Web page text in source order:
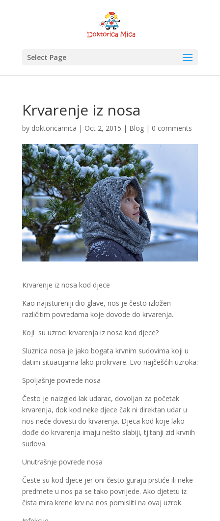
Select Page
Krvarenje iz nosa
by doktoricamica | Oct 2, 2015 | Blog| 0 comments
Krvarenje iz nosa kod djece
Kao najistureniji dio glave, nos je često izložen
različitim povredama koje dovode do krvarenja.
Koji su uzroci krvarenja iz nosa kod djece?
Sluznica nosa je jako bogata krvnim sudovima koji u
datim situacijama lako prokrvare. Evo najčešćih uzroka:
Spoljašnje povrede nosa
Često je naizgled lak udarac, dovoljan za početak
krvarenja, dok kod neke djece čak ni direktan udar u
nos neće dovesti do krvarenja. Djeca kod koje lako
dođe do krvarenja imaju nešto slabiji, tj.tanji zid krvnih
sudova.
Unutrašnje povrede nosa
Česte su kod djece jer oni često guraju prstiće ili neke
predmete u nos pa se tako povrijede. Ako djetetu iz
čista mira krene krv na nos pomisliti na ovaj uzrok.